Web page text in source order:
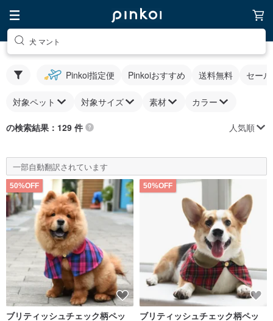
犬 マント
Pinkoi指定便 Pinkoiおすすめ 送料無料 セー
対象ペット 対象サイズ 素材 カラー
の検索結果：129 件 人気順
一部自動翻訳されています
50%OFF
ブリティッシュチェック柄ペッ
50%OFF
ブリティッシュチェック柄ペッ